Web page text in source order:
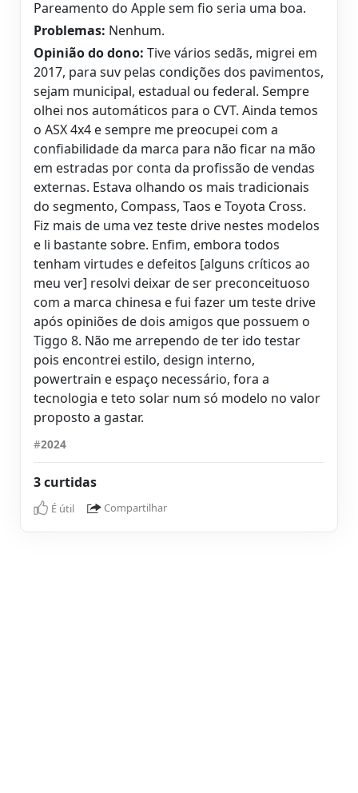
Pareamento do Apple sem fio seria uma boa.
Problemas: Nenhum.
Opinião do dono: Tive vários sedãs, migrei em
2017, para suv pelas condições dos pavimentos,
sejam municipal, estadual ou federal. Sempre
olhei nos automáticos para o CVT. Ainda temos
o ASX 4x4 e sempre me preocupei com a
confiabilidade da marca para não ficar na mão
em estradas por conta da profissão de vendas
externas. Estava olhando os mais tradicionais
do segmento, Compass, Taos e Toyota Cross.
Fiz mais de uma vez teste drive nestes modelos
e li bastante sobre. Enfim, embora todos
tenham virtudes e defeitos [alguns críticos ao
meu ver] resolvi deixar de ser preconceituoso
com a marca chinesa e fui fazer um teste drive
após opiniões de dois amigos que possuem o
Tiggo 8. Não me arrependo de ter ido testar
pois encontrei estilo, design interno,
powertrain e espaço necessário, fora a
tecnologia e teto solar num só modelo no valor
proposto a gastar.
#2024
3 curtidas
É útil Compartilhar